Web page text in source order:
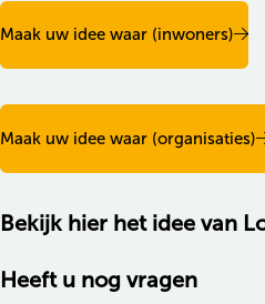
Maak uw idee waar (inwoners)
Maak uw idee waar (organisaties)
Bekijk hier het idee van
Heeft u nog vragen